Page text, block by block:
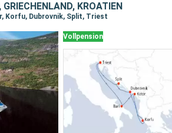
KROATIEN
Korfu, Dubrovnik, Split, Triest
Vollpension